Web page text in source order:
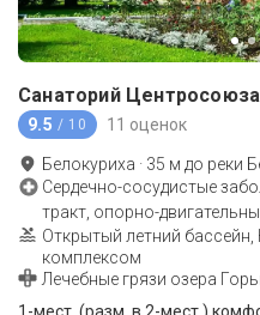
Санаторий
9.5 / 10 11 оценок
Белокуриха · 35 м до реки
Сердечно-сосудистые
тракт, опорно-
Открытый летний
комплексом
Лечебные грязи озера